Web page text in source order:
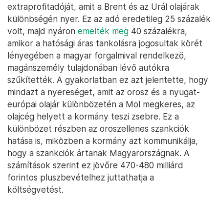
extraprofitadóját, amit a Brent és az Urál olajárak
különbségén nyer. Ez az adó eredetileg 25 százalék
volt, majd nyáron emelték meg 40 százalékra,
amikor a hatósági áras tankolásra jogosultak körét
lényegében a magyar forgalmival rendelkező,
magánszemély tulajdonában lévő autókra
szűkítették. A gyakorlatban ez azt jelentette, hogy
mindazt a nyereséget, amit az orosz és a nyugat-
európai olajár különbözetén a Mol megkeres, az
olajcég helyett a kormány teszi zsebre. Ez a
különbözet részben az oroszellenes szankciók
hatása is, miközben a kormány azt kommunikálja,
hogy a szankciók ártanak Magyarországnak. A
számítások szerint ez jövőre 470-480 milliárd
forintos pluszbevételhez juttathatja a
költségvetést.